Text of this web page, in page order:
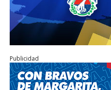
Publicidad